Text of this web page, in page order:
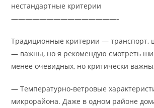
нестандартные критерии
———————————————-
Традиционные критерии — транспорт,
— важны, но я рекомендую смотреть
менее очевидных, но критически
— Температурно-ветровые
микрорайона. Даже в одном районе